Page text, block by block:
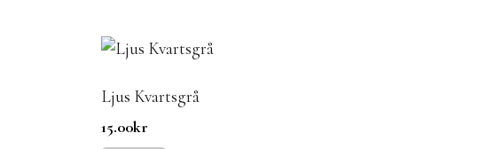
Ljus Kvartsgrå
15.00kr